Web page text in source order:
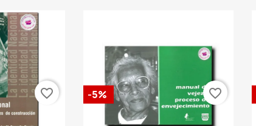
favorite_border -5% favorite_border